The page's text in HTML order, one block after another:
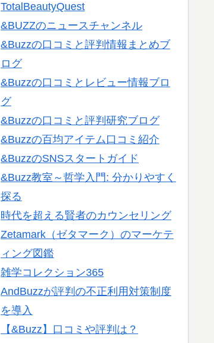
TotalBeautyQuest
&BUZZのニュースチャンネル
&Buzzの口コミと評判情報まとめブ
ログ
&Buzzの口コミとレビュー情報ブロ
グ
&Buzzの口コミと評判研究ブログ
&Buzzの百均アイテム口コミ紹介
&BuzzのSNSスタートガイド
&Buzz教室～哲学入門: 分かりやすく
探る
時代を超える賢者のカウンセリング
Zetamark（ゼタマーク）のマーケテ
ィング図鑑
雑学コレクション365
AndBuzzが評判の不正利用対策制度
を導入
【&Buzz】口コミや評判は？